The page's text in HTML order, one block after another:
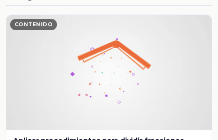
CONTENIDO